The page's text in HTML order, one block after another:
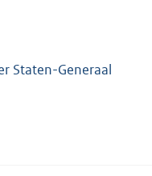
Staten-Generaal